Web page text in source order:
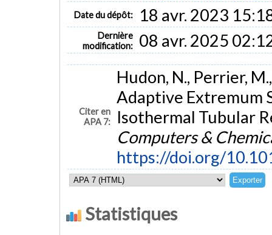
Date du dépôt: 18 avr. 2023
Dernière
modification:
08 avr. 2025
Citer en
APA 7:
Hudon, N., Perrier,
Adaptive Extremum
Isothermal Tubular
Computers &
https://doi.org/
Statistiques